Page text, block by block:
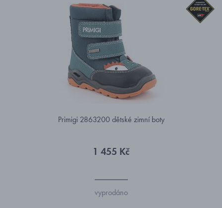
Primigi 2863200 dětské zimní boty
1 455 Kč
vyprodáno